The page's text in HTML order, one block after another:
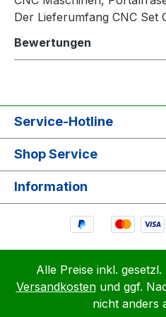
Der Lieferumfang CNC Set
Bewertungen
Service-Hotline
Shop Service
Information
Alle Preise inkl.
Versandkostenund ggf.
nicht anders